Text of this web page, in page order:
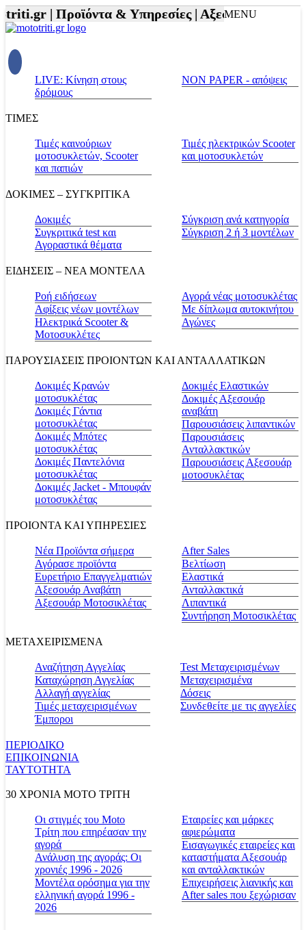
|Προϊόντα & Υπηρεσίες |Αξεσουάρ Αναβάτη
MENU
LIVE: Κίνηση στους
δρόμους
NON PAPER - απόψεις
ΤΙΜΕΣ
Τιμές καινούριων
μοτοσυκλετών, Scooter
και παπιών
Τιμές ηλεκτρικών Scooter
και μοτοσυκλετών
ΔΟΚΙΜΕΣ – ΣΥΓΚΡΙΤΙΚΑ
Δοκιμές
Συγκριτικά test και
Αγοραστικά θέματα
Σύγκριση ανά κατηγορία
Σύγκριση 2 ή 3 μοντέλων
ΕΙΔΗΣΕΙΣ – ΝΕΑ ΜΟΝΤΕΛΑ
Ροή ειδήσεων
Αφίξεις νέων μοντέλων
Ηλεκτρικά Scooter &
Μοτοσυκλέτες
Αγορά νέας μοτοσυκλέτας
Με δίπλωμα αυτοκινήτου
Αγώνες
ΠΑΡΟΥΣΙΑΣΕΙΣ ΠΡΟΙΟΝΤΩΝ ΚΑΙ ΑΝΤΑΛΛΑΤΙΚΩΝ
Δοκιμές Κρανών
μοτοσυκλέτας
Δοκιμές Γάντια
μοτοσυκλέτας
Δοκιμές Μπότες
μοτοσυκλέτας
Δοκιμές Παντελόνια
μοτοσυκλέτας
Δοκιμές Jacket - Μπουφάν
μοτοσυκλέτας
Δοκιμές Ελαστικών
Δοκιμές Αξεσουάρ
αναβάτη
Παρουσιάσεις λιπαντικών
Παρουσιάσεις
Ανταλλακτικών
Παρουσιάσεις Αξεσουάρ
μοτοσυκλέτας
ΠΡΟΙΟΝΤΑ ΚΑΙ ΥΠΗΡΕΣΙΕΣ
Νέα Προϊόντα σήμερα
Αγόρασε προϊόντα
Ευρετήριο Επαγγελματιών
Αξεσουάρ Αναβάτη
Αξεσουάρ Μοτοσικλέτας
Αfter Sales
Βελτίωση
Ελαστικά
Ανταλλακτικά
Λιπαντικά
Συντήρηση Μοτοσικλέτας
ΜΕΤΑΧΕΙΡΙΣΜΕΝΑ
Αναζήτηση Αγγελίας
Καταχώρηση Αγγελίας
Αλλαγή αγγελίας
Τιμές μεταχειρισμένων
Έμποροι
Test Μεταχειρισμένων
Μεταχειρισμένα
Δόσεις
Συνδεθείτε με τις αγγελίες
ΠΕΡΙΟΔΙΚΟ
ΕΠΙΚΟΙΝΩΝΙΑ
ΤΑΥΤΟΤΗΤΑ
30 ΧΡΟΝΙΑ MOTO ΤΡΙΤΗ
Οι στιγμές του Moto
Τρίτη που επηρέασαν την
αγορά
Ανάλυση της αγοράς: Οι
χρονιές 1996 - 2026
Μοντέλα ορόσημα για την
ελληνική αγορά 1996 -
2026
Εταιρείες και μάρκες
αφιερώματα
Εισαγωγικές εταιρείες και
καταστήματα Αξεσουάρ
και ανταλλακτικών
Επιχειρήσεις λιανικής και
After sales που ξεχώρισαν